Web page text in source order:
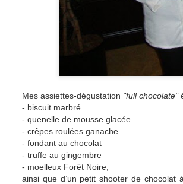
Mes assiettes-dégustation "full chocolate"
- biscuit marbré
- quenelle de mousse glacée
- crêpes roulées ganache
- fondant au chocolat
- truffe au gingembre
- moelleux Forêt Noire,
ainsi que d’un petit shooter de chocolat